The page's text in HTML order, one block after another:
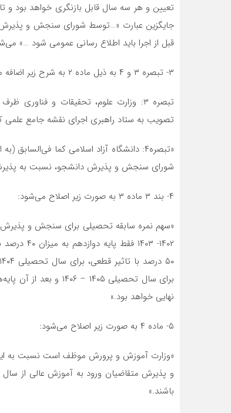
تعیین و هر سه سال قابل بازنگری خواهد بود و
جایگزین عبارت «…توسط شورای سنجش و
قبل از اجرا باید اطلاع رسانی عمومی شود …»
۳- تبصره ۳ و ۴ به ذیل ماده ۲ به شرح زیر اضافه می‌شود:
تبصره ۳: وزارت علوم، تحقیقات و
تصویب به ستاد راهبری اجرای نقشه جامع علمی
شورای سنجش و پذیرش دانشجو، نسبت به پذیرش
۴- بند ۳ ماده ۳ به صورت زیر اصلاح می‌شود:
«سهم نمره سابقه تحصیلی برای سنجش و
نهایی خواهد بود.»
۵- ماده ۴ به صورت زیر اصلاح می‌شود:
«وزارت آموزش و پرورش موظف است نسبت به
باشند.»